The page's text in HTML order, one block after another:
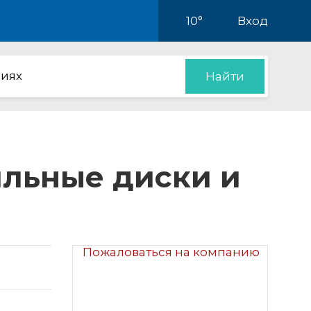
10° Вход
Найти
диски и
Пожаловаться на компанию